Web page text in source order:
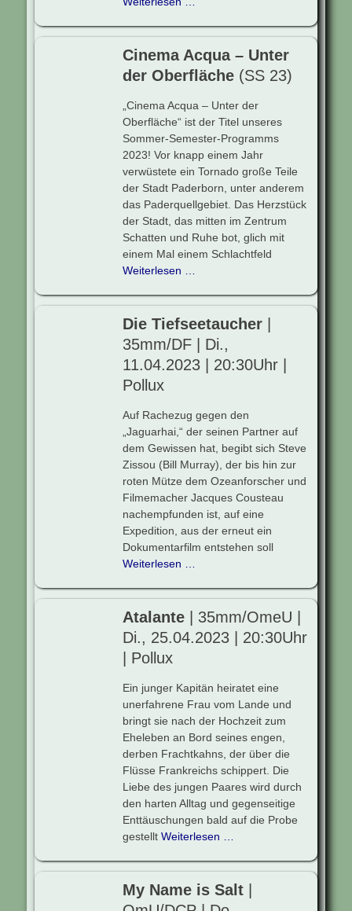
Cinema Acqua – Unter
der Oberfläche (SS 23)
„Cinema Acqua – Unter der
Oberfläche“ ist der Titel unseres
Sommer-Semester-Programms
2023! Vor knapp einem Jahr
verwüstete ein Tornado große Teile
der Stadt Paderborn, unter anderem
das Paderquellgebiet. Das Herzstück
der Stadt, das mitten im Zentrum
Schatten und Ruhe bot, glich mit
einem Mal einem Schlachtfeld
Weiterlesen …
Die Tiefseetaucher
35mm/DF | Di.,
11.04.2023 | 20:30Uhr |
Pollux
Auf Rachezug gegen den
„Jaguarhai,“ der seinen Partner auf
dem Gewissen hat, begibt sich Steve
Zissou (Bill Murray), der bis hin zur
roten Mütze dem Ozeanforscher und
Filmemacher Jacques Cousteau
nachempfunden ist, auf eine
Expedition, aus der erneut ein
Dokumentarfilm entstehen soll
Weiterlesen …
Atalante | 35mm/OmeU |
Di., 25.04.2023 | 20:30Uhr
| Pollux
Ein junger Kapitän heiratet eine
unerfahrene Frau vom Lande und
bringt sie nach der Hochzeit zum
Eheleben an Bord seines engen,
derben Frachtkahns, der über die
Flüsse Frankreichs schippert. Die
Liebe des jungen Paares wird durch
den harten Alltag und gegenseitige
Enttäuschungen bald auf die Probe
gestellt Weiterlesen …
My Name is Salt